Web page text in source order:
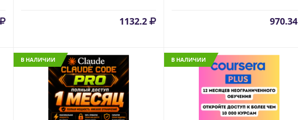
1132.2 970.34
В НАЛИЧИИ В НАЛИЧИИ